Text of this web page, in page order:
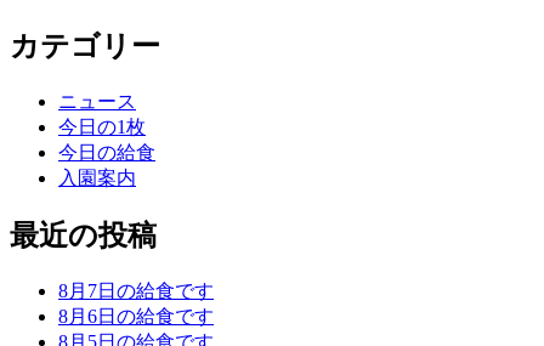
カテゴリー
ニュース
今日の1枚
今日の給食
入園案内
最近の投稿
8月7日の給食です
8月6日の給食です
8月5日の給食です。